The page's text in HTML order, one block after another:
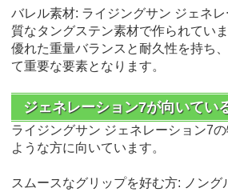
バレル素材: ライジングサン ジェネ
質なタングステン素材で作られてい
優れた重量バランスと耐久性を持ち
て重要な要素となります。
ジェネレーション7が向いてい
ライジングサン ジェネレーション7
ような方に向いています。
スムースなグリップを好む方: ノング